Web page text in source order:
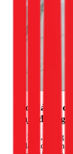
Báo giá thi
nhựa đường
Tại 1Fix, chúng
dễ dàng dự toán.